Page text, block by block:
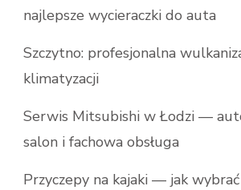
najlepsze wycieraczki do auta
Szczytno: profesjonalna
klimatyzacji
Serwis Mitsubishi w Łodzi —
salon i fachowa obsługa
Przyczepy na kajaki — jak